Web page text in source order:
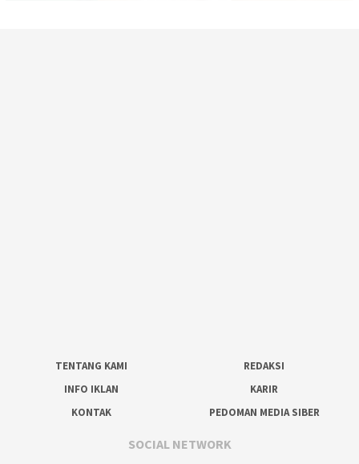
TENTANG KAMI
REDAKSI
INFO IKLAN
KARIR
KONTAK
PEDOMAN MEDIA SIBER
SOCIAL NETWORK